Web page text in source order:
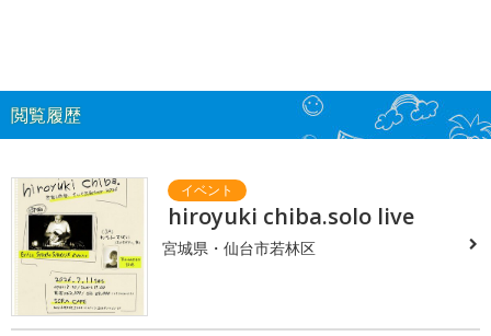
閲覧履歴
hiroyuki chiba.solo live
宮城県・仙台市若林区